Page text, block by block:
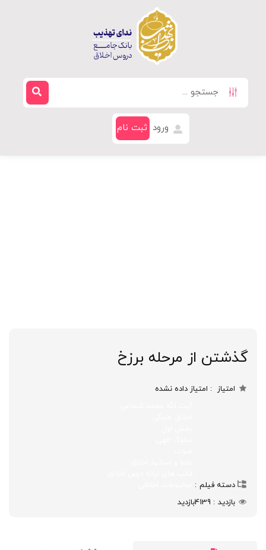
ورود ثبت نام
گذشتن از مرحله برزخ
امتیاز امتیاز داده نشده
دسته فیلم
بازدید
4139بازدید